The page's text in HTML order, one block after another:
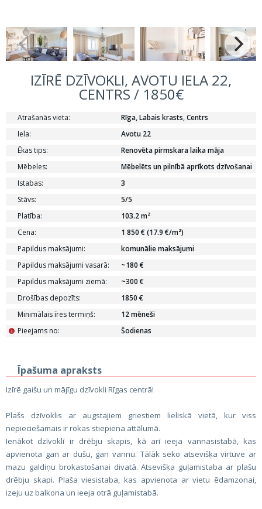
IZĪRĒ DZĪVOKLI, AVOTU IELA 22,
CENTRS / 1850€
Atrašanās vieta:
Rīga, Labais krasts, Centrs
Iela:
Avotu 22
Ēkas tips:
Renovēta pirmskara laika māja
Mēbeles:
Mēbelēts un pilnībā aprīkots dzīvošanai
Istabas:
3
Stāvs:
5/5
Platība:
103.2 m²
Cena:
1 850 € (17.9 €/m²)
Papildus maksājumi:
komunālie maksājumi
Papildus maksājumi vasarā:
~180 €
Papildus maksājumi ziemā:
~300 €
Drošības depozīts:
1850 €
Minimālais īres termiņš:
12 mēneši
Pieejams no:
i Šodienas
Īpašuma apraksts
Izīrē gaišu un mājīgu dzīvokli Rīgas centrā!
Plašs dzīvoklis ar augstajiem griestiem lieliskā vietā, kur viss
nepieciešamais ir rokas stiepiena attālumā.
Ienākot dzīvoklī ir drēbju skapis, kā arī ieeja vannasistabā, kas
apvienota gan ar dušu, gan vannu. Tālāk seko atsevišķa virtuve ar
mazu galdiņu brokastošanai divatā. Atsevišķa guļamistaba ar plašu
drēbju skapi. Plaša viesistaba, kas apvienota ar vietu ēdamzonai,
izeju uz balkona un ieeja otrā guļamistabā.